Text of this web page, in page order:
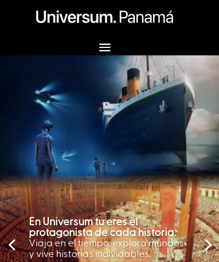
En Universum tu eres el
protagonista de cada historia.
Viaja en el tiempo, explora mundos
y vive historias inolvidables.